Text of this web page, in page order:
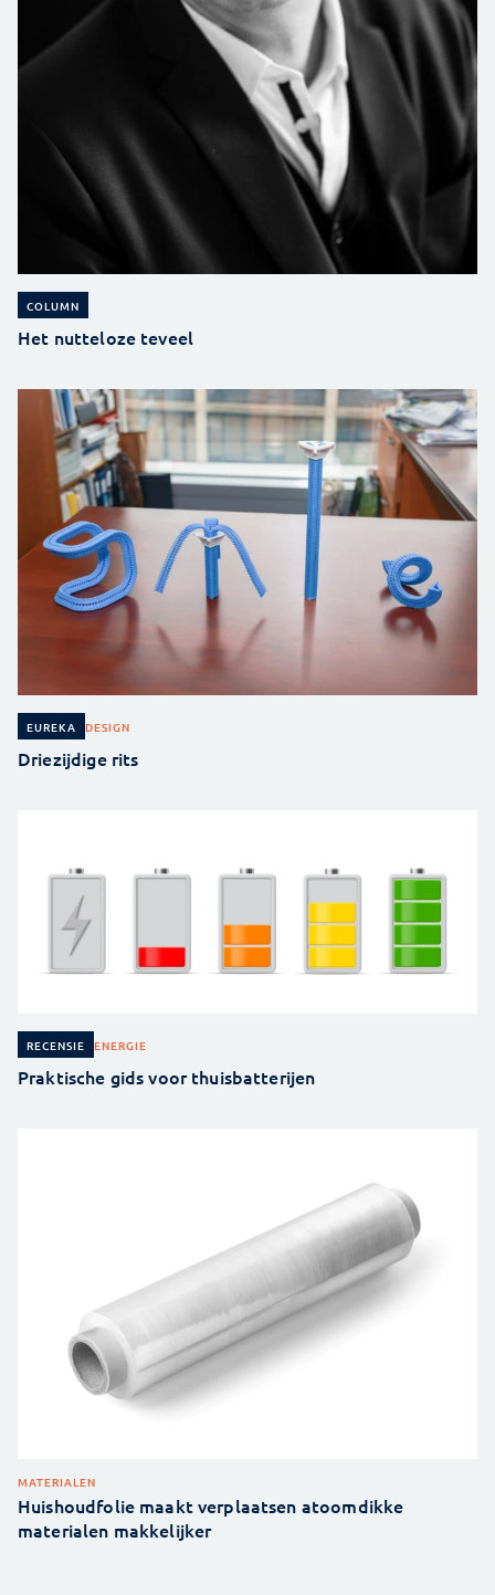
COLUMN
Het nutteloze teveel
EUREKA DESIGN
Driezijdige rits
RECENSIE ENERGIE
Praktische gids voor thuisbatterijen
MATERIALEN
Huishoudfolie maakt verplaatsen atoomdikke
materialen makkelijker